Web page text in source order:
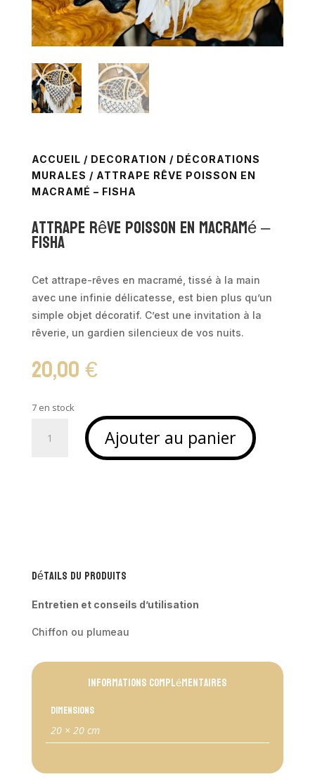
ACCUEIL / DECORATION / DÉCORATIONS
MURALES / ATTRAPE RÊVE POISSON EN
MACRAMÉ – FISHA
Attrape rêve poisson en macramé –
FISHA
Cet attrape-rêves en macramé, tissé à la main
avec une infinie délicatesse, est bien plus qu’un
simple objet décoratif. C’est une invitation à la
rêverie, un gardien silencieux de vos nuits.
20,00€
7 en stock
Ajouter au panier
Détails du produits
Entretien et conseils d’utilisation
Chiffon ou plumeau
Informations complémentaires
Dimensions
20 × 20 cm